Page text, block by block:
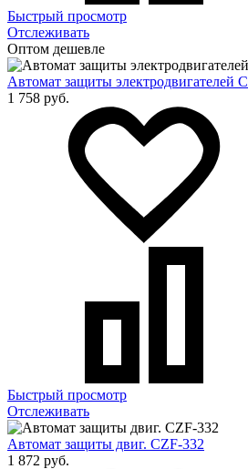
Быстрый просмотр
Отслеживать
Оптом дешевле
Автомат защиты электродвигателей
1 758 руб.
Быстрый просмотр
Отслеживать
Автомат защиты двиг. CZF-332
1 872 руб.